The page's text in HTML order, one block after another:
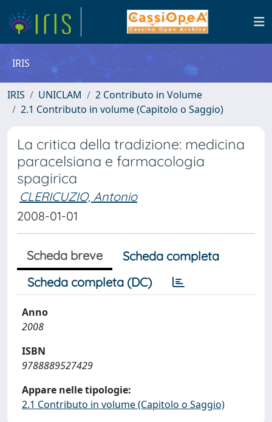
IRIS
IRIS UNICLAM
2 Contributo in Volume
2.1 Contributo in volume (Capitolo o Saggio)
La critica della tradizione: medicina
paracelsiana e farmacologia
spagirica
CLERICUZIO, Antonio
2008-01-01
Scheda breve
Scheda completa
Scheda completa (DC)
Anno
2008
ISBN
9788889527429
Appare nelle tipologie:
2.1 Contributo in volume (Capitolo o Saggio)